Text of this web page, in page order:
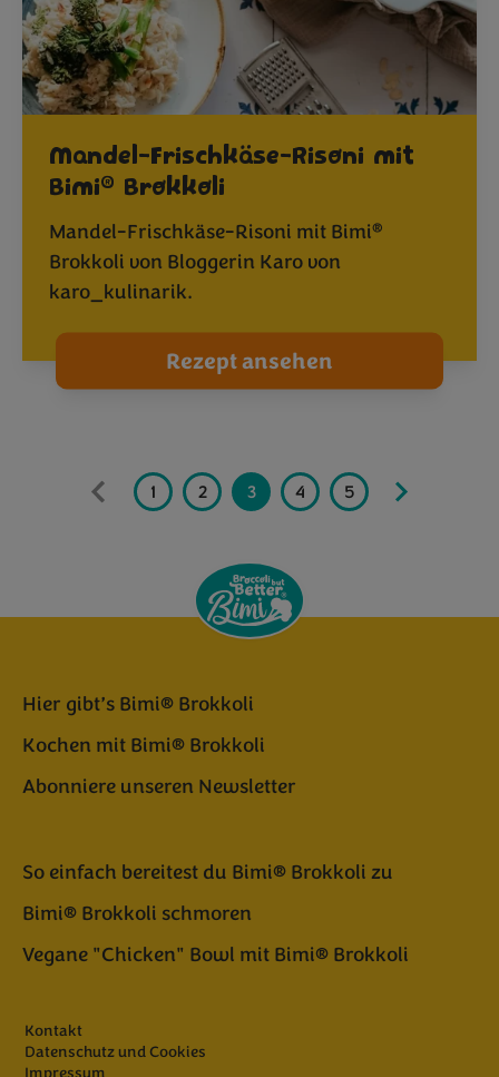
Mandel-Frischkäse-Risoni mit
Bimi® Brokkoli
Mandel-Frischkäse-Risoni mit Bimi®
Brokkoli von Bloggerin Karo von
karo_kulinarik.
Rezept ansehen
1 2 3 4 5 6
Hier gibt’s Bimi® Brokkoli
Kochen mit Bimi® Brokkoli
Abonniere unseren Newsletter
So einfach bereitest du Bimi® Brokkoli zu
Bimi® Brokkoli schmoren
Vegane "Chicken" Bowl mit Bimi® Brokkoli
Kontakt
Datenschutz und Cookies